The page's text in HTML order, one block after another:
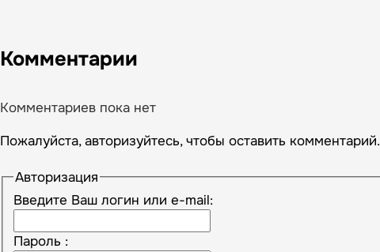
Комментарии
Комментариев пока нет
Пожалуйста, авторизуйтесь, чтобы оставить комментарий.
Авторизация
Введите Ваш логин или e-mail:
Пароль :